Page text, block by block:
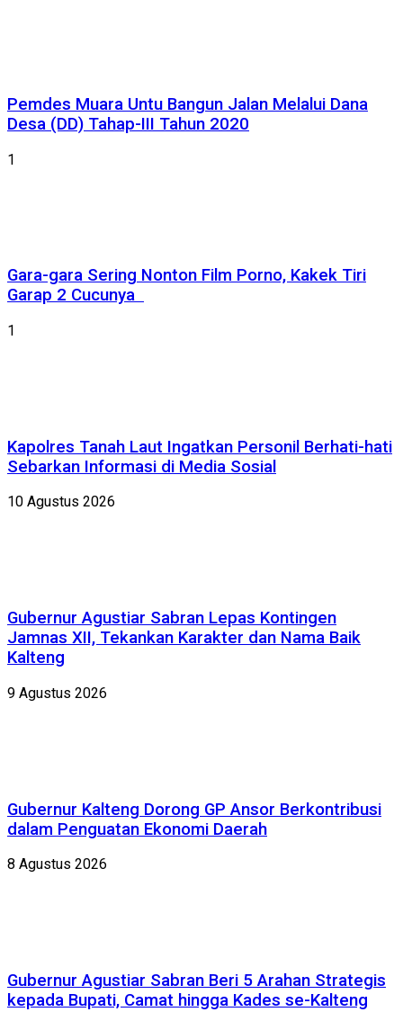
Pemdes Muara Untu Bangun Jalan Melalui Dana
Desa (DD) Tahap-III Tahun 2020
1
Gara-gara Sering Nonton Film Porno, Kakek Tiri
Garap 2 Cucunya
1
Kapolres Tanah Laut Ingatkan Personil Berhati-hati
Sebarkan Informasi di Media Sosial
10 Agustus 2026
Gubernur Agustiar Sabran Lepas Kontingen
Jamnas XII, Tekankan Karakter dan Nama Baik
Kalteng
9 Agustus 2026
Gubernur Kalteng Dorong GP Ansor Berkontribusi
dalam Penguatan Ekonomi Daerah
8 Agustus 2026
Gubernur Agustiar Sabran Beri 5 Arahan Strategis
kepada Bupati, Camat hingga Kades se-Kalteng